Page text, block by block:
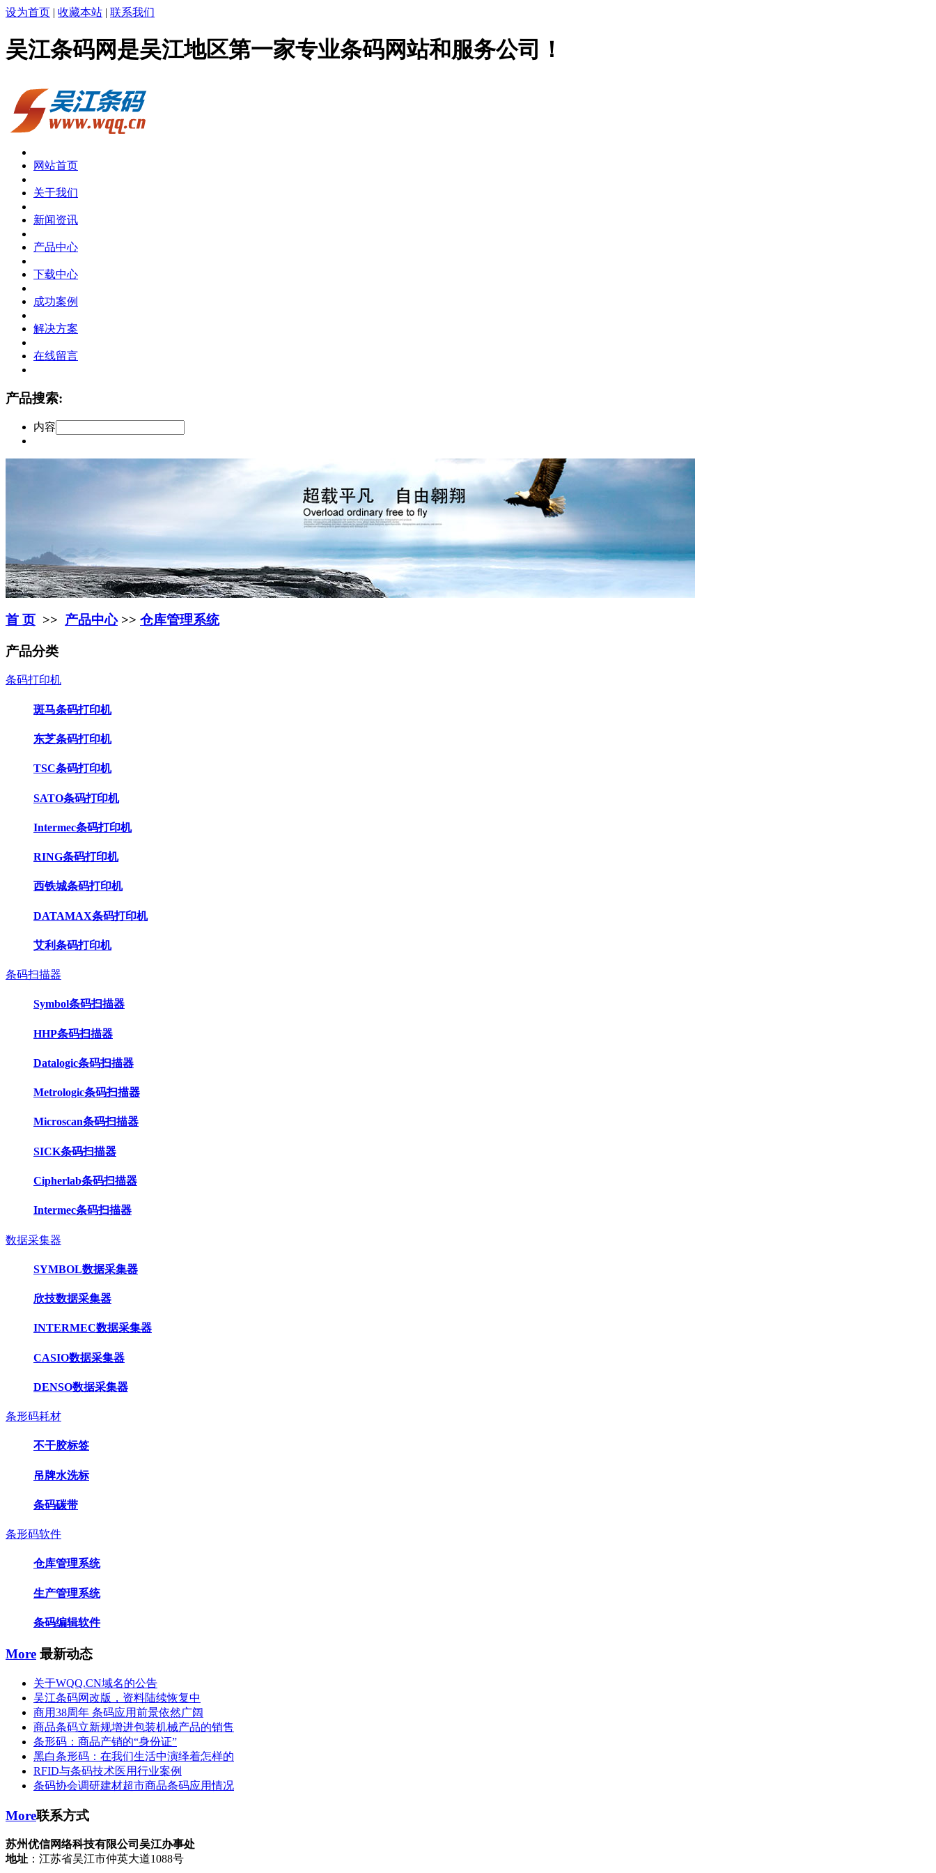
设为首页 | 收藏本站 | 联系我们
吴江条码网是吴江地区第一家专业条码网站和服务公司！
网站首页
关于我们
新闻资讯
产品中心
下载中心
成功案例
解决方案
在线留言
产品搜索:
内容
首 页 >> 产品中心>> 仓库管理系统
产品分类
条码打印机
斑马条码打印机
东芝条码打印机
TSC条码打印机
SATO条码打印机
Intermec条码打印机
RING条码打印机
西铁城条码打印机
DATAMAX条码打印机
艾利条码打印机
条码扫描器
Symbol条码扫描器
HHP条码扫描器
Datalogic条码扫描器
Metrologic条码扫描器
Microscan条码扫描器
SICK条码扫描器
Cipherlab条码扫描器
Intermec条码扫描器
数据采集器
SYMBOL数据采集器
欣技数据采集器
INTERMEC数据采集器
CASIO数据采集器
DENSO数据采集器
条形码耗材
不干胶标签
吊牌水洗标
条码碳带
条形码软件
仓库管理系统
生产管理系统
条码编辑软件
More 最新动态
关于WQQ.CN域名的公告
吴江条码网改版，资料陆续恢复中
商用38周年 条码应用前景依然广阔
商品条码立新规增进包装机械产品的销售
条形码：商品产销的“身份证”
黑白条形码：在我们生活中演绎着怎样的
RFID与条码技术医用行业案例
条码协会调研建材超市商品条码应用情况
More联系方式
苏州优信网络科技有限公司吴江办事处
地址 ：江苏省吴江市仲英大道1088号